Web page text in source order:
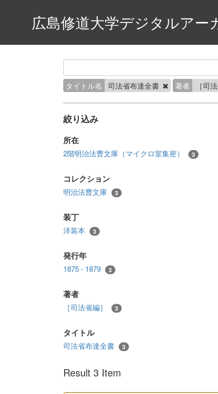
広島修道大学デジタルアー
タイトル名 司法省布達全書 著者 ［司
絞り込み
所在
2階明治法曹文庫（マイクロ室集密） 3
コレクション
明治法曹文庫 3
装丁
洋装本 3
発行年
1875 - 1879 3
著者
［司法省編］ 3
タイトル
司法省布達全書 3
Result 3 Item